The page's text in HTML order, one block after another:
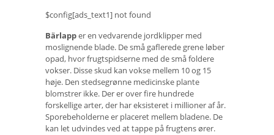
$config[ads_text1] not found
Bärlapper en vedvarende jordklipper med
moslignende blade. De små gaflerede grene løber
opad, hvor frugtspidserne med de små foldere
vokser. Disse skud kan vokse mellem 10 og 15
høje. Den stedsegrønne medicinske plante
blomstrer ikke. Der er over fire hundrede
forskellige arter, der har eksisteret i millioner af år.
Sporebeholderne er placeret mellem bladene. De
kan let udvindes ved at tappe på frugtens ører.